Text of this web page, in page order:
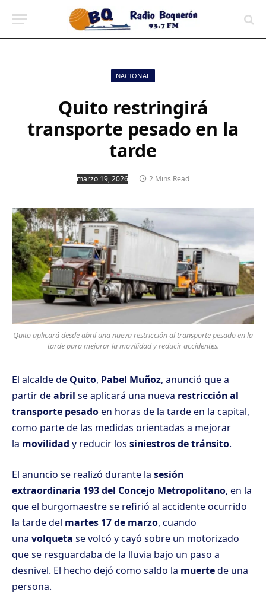
NACIONAL
Quito restringirá
transporte pesado en la
tarde
marzo 19, 2026 2 Mins Read
Quito aplicará desde abril una nueva restricción al transporte pesado en la
tarde para mejorar la movilidad y reducir accidentes.
El alcalde de Quito, Pabel Muñoz, anunció que a
partir deabril se aplicará una nueva restricción al
transporte pesadoen horas de la tarde en la capital,
como parte de las medidas orientadas a mejorar
la movilidad y reducir los siniestros de tránsito.
El anuncio se realizó durante la sesión
extraordinaria 193 del Concejo Metropolitano, en la
que el burgomaestre se refirió al accidente ocurrido
la tarde del martes 17 de marzo, cuando
una volqueta se volcó y cayó sobre un motorizado
que se resguardaba de la lluvia bajo un paso a
desnivel. El hecho dejó como saldo la muertede una
persona.